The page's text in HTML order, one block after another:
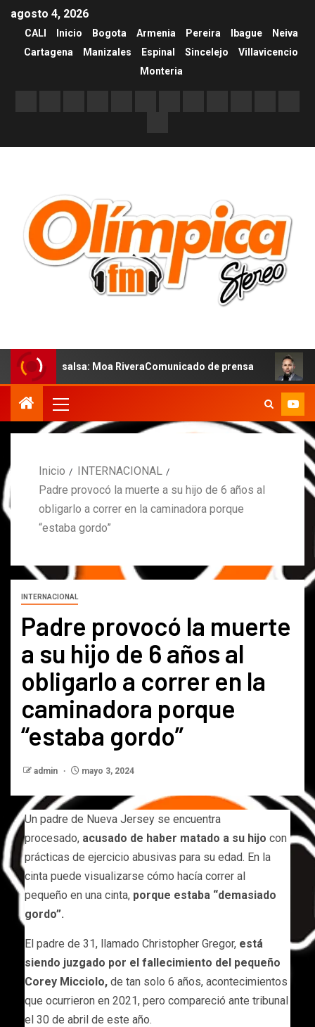
agosto 4, 2026
CALI Inicio Bogota Armenia Pereira Ibague
Neiva
Cartagena
Manizales Espinal Sincelejo
Villavicencio
Monteria
salsa: Moa RiveraComunicado de prensa MARCOS
Inicio
INTERNACIONAL
Padre provocó la muerte a su hijo de 6 años al
obligarlo a correr en la caminadora porque
“estaba gordo”
INTERNACIONAL
Padre provocó la muerte
a su hijo de 6 años al
obligarlo a correr en la
caminadora porque
“estaba gordo”
admin mayo 3, 2024
Un padre de Nueva Jersey se encuentra
procesado, acusado de haber matado a su hijo con
prácticas de ejercicio abusivas para su edad. En la
cinta puede visualizarse cómo hacía correr al
pequeño en una cinta, porque estaba “demasiado
gordo”.
El padre de 31, llamado Christopher Gregor, está
siendo juzgado por el fallecimiento del pequeño
Corey Micciolo, de tan solo 6 años, acontecimientos
que ocurrieron en 2021, pero compareció ante tribunal
el 30 de abril de este año.